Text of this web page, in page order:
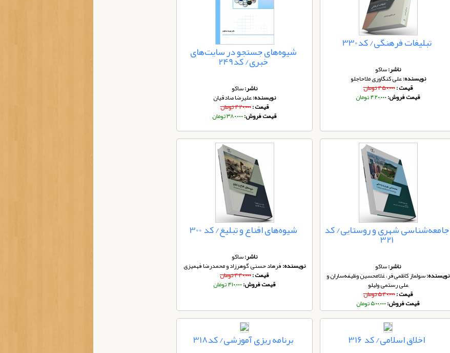
تبلیغات فرهنگی/ کد330
ناشر:ساکو
نویسنده:علی کنگاوری ملاحاجلو
قیمت :۴۵۰,۰۰۰ تومان
قیمت فروش:۴۲۰,۰۰۰ تومان
شیوه‌های جستجو در سایت‌های
خبری/ کد249
ناشر:ساکو
نویسنده:علیرضا صادقیان
قیمت :۴۲۰,۰۰۰ تومان
قیمت فروش:۳۸۰,۰۰۰ تومان
جامعه‌شناسی شهری و روستایی/ کد
321
ناشر:ساکو
نویسنده:سولماز کاظمی‌فر، غلامحسین وظیفه‌ساران و
علی رستمی ولیلو
قیمت :۵۴۰,۰۰۰ تومان
قیمت فروش:۵۰۰,۰۰۰ تومان
شیوه‌های اقناع و تبلیغ/ کد 300
ناشر:ساکو
نویسنده:فرهاد حسنی گوهرزاد و محمدرضا فهمیزی
قیمت :۴۴۰,۰۰۰ تومان
قیمت فروش:۴۱۰,۰۰۰ تومان
اخلاق اسلامی/ کد 316 برنامه ریزی آموزشی/ کد318